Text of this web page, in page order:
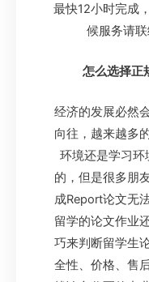
最快12小时完成
候服务请
怎么选择正
经济的发展必然
向往，越来越多
环境还是学习
的，但是很多朋
成Report论文无
留学的论文作业
巧来判断留学生
全性、价格、售